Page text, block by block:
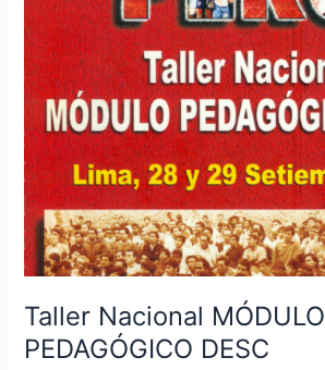
Taller Nacional MÓDULO
PEDAGÓGICO DESC